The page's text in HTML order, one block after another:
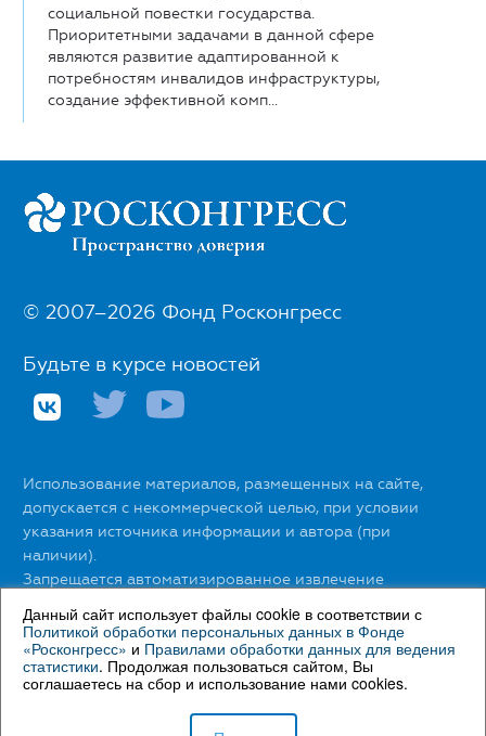
социальной повестки государства.
Приоритетными задачами в данной сфере
являются развитие адаптированной к
потребностям инвалидов инфраструктуры,
создание эффективной комп...
© 2007–2026 Фонд Росконгресс
Будьте в курсе новостей
Использование материалов, размещенных на сайте,
допускается с некоммерческой целью, при условии
указания источника информации и автора (при
наличии).
Запрещается автоматизированное извлечение
официального разрешения Фонда Росконгресс.
С правилами использования материалов сайта можно
ознакомитьсяздесь.
С Политикой обработки персональных данных в Фонде
Данный сайт использует файлы cookie в соответствии с
Политикой обработки персональных данных в Фонде
«Росконгресс» и Правилами обработки данных для ведения
статистики. Продолжая пользоваться сайтом, Вы
соглашаетесь на сбор и использование нами cookies.